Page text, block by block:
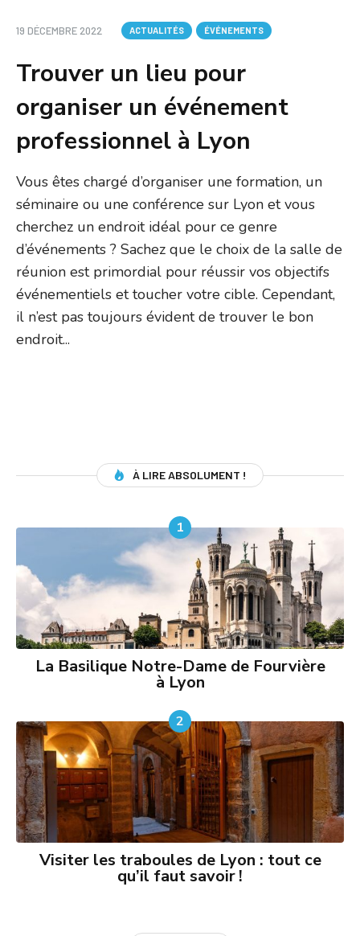
19 DÉCEMBRE 2022 ACTUALITÉS ÉVÉNEMENTS
Trouver un lieu pour
organiser un événement
professionnel à Lyon
Vous êtes chargé d’organiser une formation, un
séminaire ou une conférence sur Lyon et vous
cherchez un endroit idéal pour ce genre
d’événements ? Sachez que le choix de la salle de
réunion est primordial pour réussir vos objectifs
événementiels et toucher votre cible. Cependant,
il n’est pas toujours évident de trouver le bon
endroit...
À LIRE ABSOLUMENT !
1
La Basilique Notre-Dame de Fourvière
à Lyon
2
Visiter les traboules de Lyon : tout ce
qu’il faut savoir !